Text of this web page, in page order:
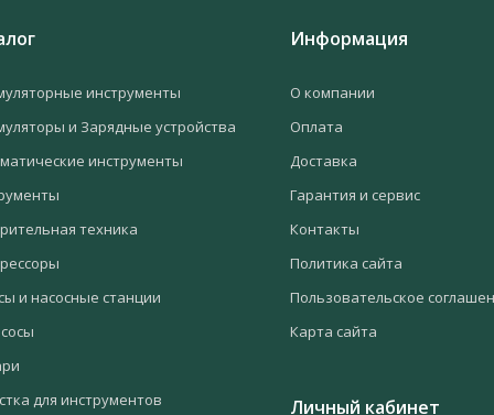
инструменты
и Зарядные устройства
инструменты
техника
и насосные станции
для инструментов
Информация
О компании
Оплата
Доставка
Гарантия и сервис
Контакты
Политика сайта
Пользовательское
Карта сайта
Личный кабинет